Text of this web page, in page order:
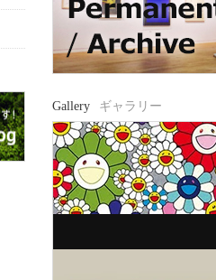
Gallery ギャラリー